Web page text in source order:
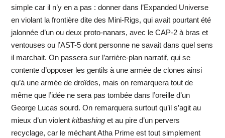
simple car il n’y en a pas : donner dans l’Expanded Universe
en violant la frontière dite des Mini-Rigs, qui avait pourtant été
jalonnée d’un ou deux proto-nanars, avec le CAP-2 à bras et
ventouses ou l’AST-5 dont personne ne savait dans quel sens
il marchait. On passera sur l’arrière-plan narratif, qui se
contente d’opposer les gentils à une armée de clones ainsi
qu’à une armée de droïdes, mais on remarquera tout de
même que l’idée ne sera pas tombée dans l’oreille d’un
George Lucas sourd. On remarquera surtout qu’il s’agit au
mieux d’un violent kitbashinget au pire d’un pervers
recyclage, car le méchant Atha Prime est tout simplement